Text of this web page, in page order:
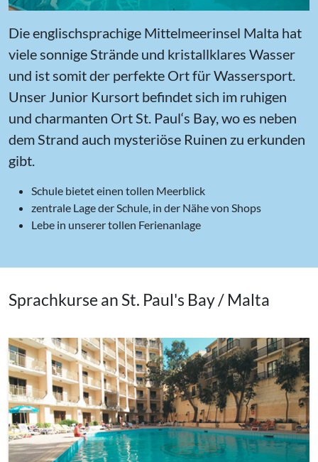
Die englischsprachige Mittelmeerinsel Malta hat
viele sonnige Strände und kristallklares Wasser
und ist somit der perfekte Ort für Wassersport.
Unser Junior Kursort befindet sich im ruhigen
und charmanten Ort St. Paul‘s Bay, wo es neben
dem Strand auch mysteriöse Ruinen zu erkunden
gibt.
Schule bietet einen tollen Meerblick
zentrale Lage der Schule, in der Nähe von Shops
Lebe in unserer tollen Ferienanlage
Sprachkurse an St. Paul's Bay / Malta